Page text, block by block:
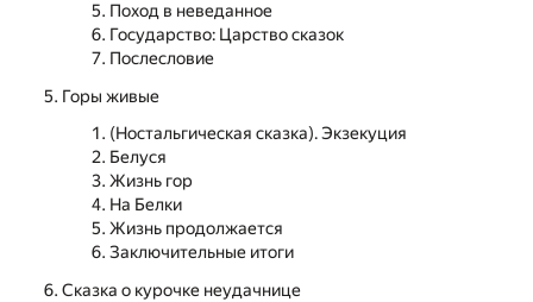
Поход в неведанное
Государство: Царство сказок
Послесловие
Горы живые
(Ностальгическая сказка). Экзекуция
Белуся
Жизнь гор
На Белки
Жизнь продолжается
Заключительные итоги
Сказка о курочке неудачнице